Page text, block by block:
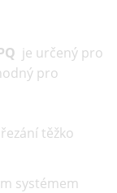
je určený pro
pro
těžko
systémem